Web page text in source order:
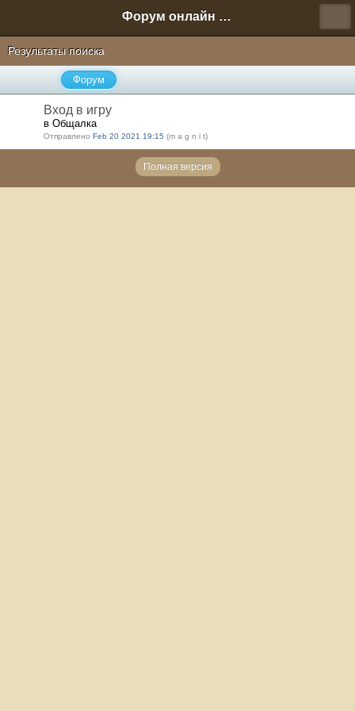
Форум онлайн игры "Новая Эра" (Нюра Биз)
Результаты поиска
Форум
Вход в игру
в Общалка
Отправлено Feb 20 2021 19:15 (m a g n i t)
Полная версия